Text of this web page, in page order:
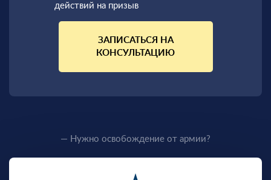
действий на призыв
ЗАПИСАТЬСЯ НА
КОНСУЛЬТАЦИЮ
— Нужно освобождение от армии?